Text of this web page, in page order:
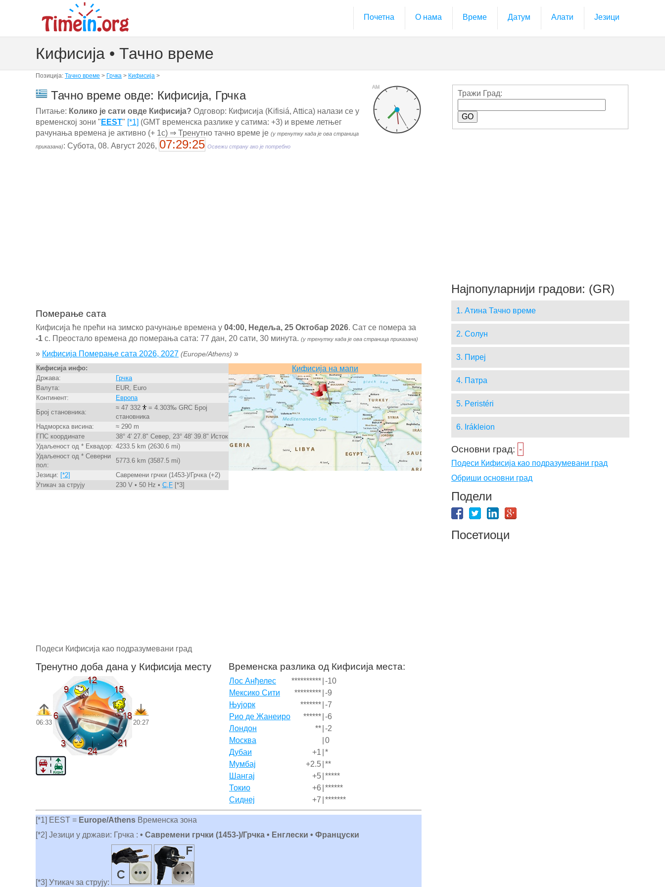
Почетна О нама Време Датум Алати Језици
Кифисија • Тачно време
Позиција: Тачно време > Грчка > Кифисија >
AM
Тачно време овде: Кифисија, Грчка
Питање: Колико је сати овде Кифисија? Одговор: Кифисија (Kifisiá, Attica) налази се у
временској зони " EEST" [*1] (GMT временска разлике у сатима: +3) и време летњег
рачунања времена је активно (+ 1с) ⇒ Тренутно тачно време је (у тренутку када је ова страница
приказана): Субота, 08. Август 2026, 07:29:26 Освежи страну ако је потребно
Померање сата
Кифисија ће прећи на зимско рачунање времена у 04:00, Недеља, 25 Октобар 2026. Сат се помера за
-1 с. Преостало времена до померања сата: 77 дан, 20 сати, 30 минута. (у тренутку када је ова страница приказана)
» Кифисија Померање сата 2026, 2027 (Europe/Athens) »
Кифисија инфо:
Држава:
Грчка
Валута:
EUR, Euro
Континент:
Европа
Број становника:
≈ 47 332
= 4.303‰ GRC Број
становника
Надморска висина:
≈ 290 m
ГПС координате
38° 4' 27.8" Север, 23° 48' 39.8" Исток
Удаљеност од * Еквадор: 4233.5 km (2630.6 mi)
Удаљеност од * Северни
пол:
5773.6 km (3587.5 mi)
Језици: [*2]
Савремени грчки (1453-)/Грчка (+2)
Утикач за струју
230 V • 50 Hz • C,F [*3]
Кифисија на мапи
Подеси Кифисија као подразумевани град
Тренутно доба дана у Кифисија месту
06:33 20:27
Временска разлика од Кифисија места:
Лос Анђелес ********** -10
Мексико Сити
********* -9
Њујорк
******* -7
Рио де Жанеиро
****** -6
Лондон
** -2
Москва
0
Дубаи
+1 *
Мумбај
+2.5 **
Шангај
+5 *****
Токио
+6 ******
Сиднеј
+7 *******
[*1] EEST = Europe/Athens Временска зона
[*2] Језици у држави: Грчка : • Савремени грчки (1453-)/Грчка • Енглески • Француски
[*3] Утикач за струју:
Тражи Град:
Најпопуларнији градови: (GR)
1. Атина Тачно време
2. Солун
3. Пиреј
4. Патра
5. Peristéri
6. Irákleion
Основни град: -
Подеси Кифисија као подразумевани град
Обриши основни град
Подели
Посетиоци